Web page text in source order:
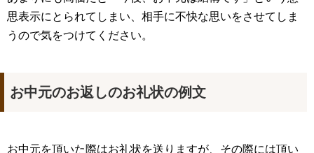
思表示にとられてしまい、相手に不快な思いをさせてしま
うので気をつけてください。
お中元のお返しのお礼状の例文
お中元を頂いた際はお礼状を送りますが、その際には頂い